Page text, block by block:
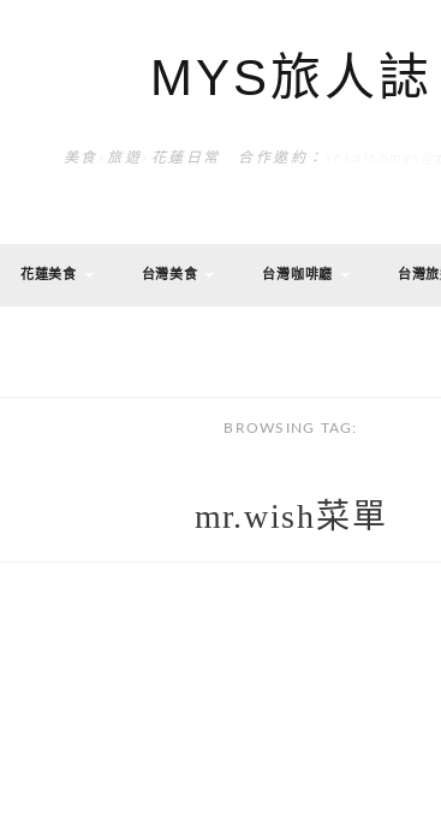
MYS旅人誌
美食x旅遊x花蓮日常 合作邀約：
花蓮美食 台灣美食 台灣咖啡廳 台灣
BROWSING TAG:
mr.wish菜單